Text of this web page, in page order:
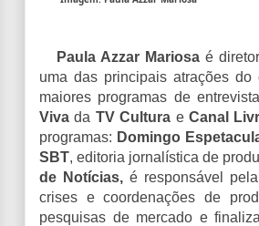
Paula Azzar Mariosaé
uma das principais atrações do
maiores programas de
Viva da TV Cultura eCanal
programas: Domingo
SBT, editoria jornalística de
de Notícias,é responsável
crises e coordenações de
pesquisas de mercado e